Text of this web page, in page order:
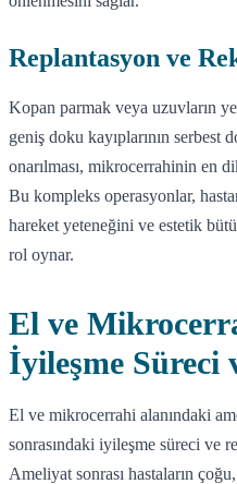
Replantasyon ve
Kopan parmak veya uzuvların
geniş doku kayıplarının
onarılması, mikrocerrahinin en
Bu kompleks operasyonlar,
hareket yeteneğini ve estetik
rol oynar.
El ve
İyileşme Süreci
El ve mikrocerrahi alanındaki
sonrasındaki iyileşme süreci ve
Ameliyat sonrası hastaların